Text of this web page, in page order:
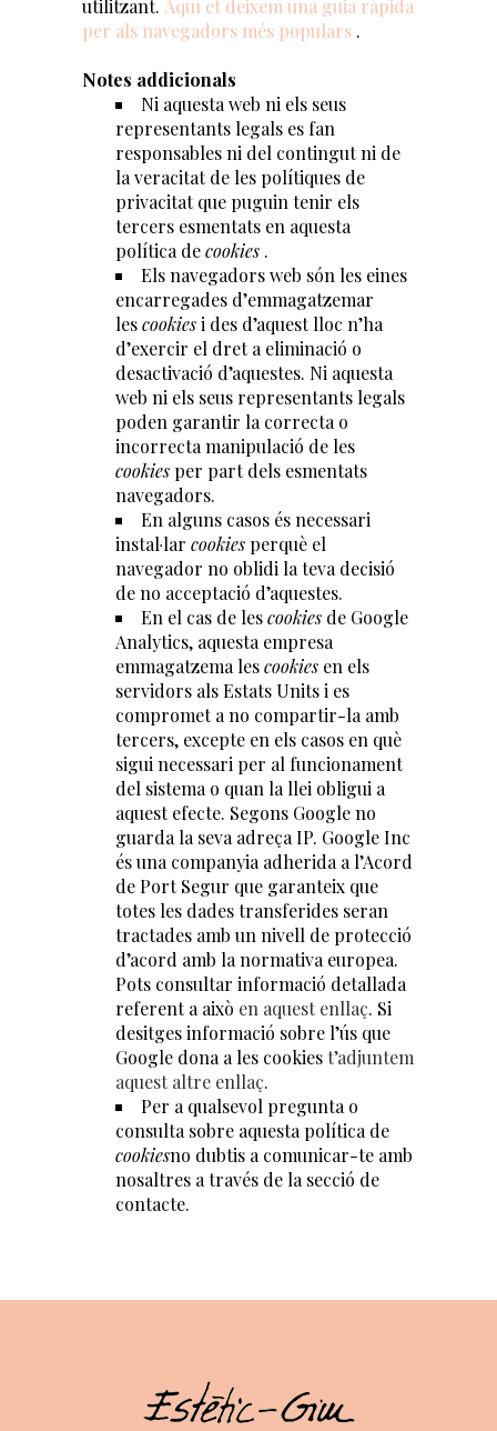
utilitzant. Aquí et deixem una guia ràpida
per als navegadors més populars .
Notes addicionals
Ni aquesta web ni els seus
representants legals es fan
responsables ni del contingut ni de
la veracitat de les polítiques de
privacitat que puguin tenir els
tercers esmentats en aquesta
política decookies .
Els navegadors web són les eines
encarregades d’emmagatzemar
lescookiesi des d’aquest lloc n’ha
d’exercir el dret a eliminació o
desactivació d’aquestes. Ni aquesta
web ni els seus representants legals
poden garantir la correcta o
incorrecta manipulació de les
cookies per part dels esmentats
navegadors.
En alguns casos és necessari
instal·lar cookies perquè el
navegador no oblidi la teva decisió
de no acceptació d’aquestes.
En el cas de lescookies de Google
Analytics, aquesta empresa
emmagatzema lescookies en els
servidors als Estats Units i es
compromet a no compartir-la amb
tercers, excepte en els casos en què
sigui necessari per al funcionament
del sistema o quan la llei obligui a
aquest efecte. Segons Google no
guarda la seva adreça IP. Google Inc
és una companyia adherida a l’Acord
de Port Segur que garanteix que
totes les dades transferides seran
tractades amb un nivell de protecció
d’acord amb la normativa europea.
Pots consultar informació detallada
referent a això en aquest enllaç. Si
desitges informació sobre l’ús que
Google dona a les cookiest’adjuntem
aquest altre enllaç.
Per a qualsevol pregunta o
consulta sobre aquesta política de
cookiesno dubtis a comunicar-te amb
nosaltres a través de la secció de
contacte.